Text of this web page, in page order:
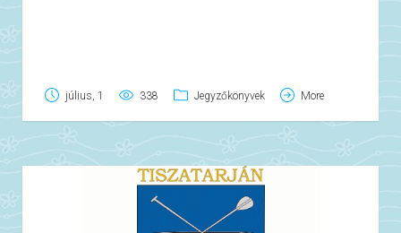
július, 1 338 Jegyzőkönyvek More